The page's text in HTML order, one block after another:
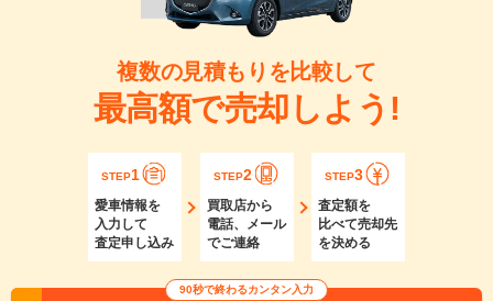
複数の見積もりを比較して
最高額で売却しよう!
STEP1
愛車情報を
入力して
査定申し込み
STEP2
買取店から
電話、メール
でご連絡
STEP3
査定額を
比べて売却先
を決める
90秒で終わるカンタン入力